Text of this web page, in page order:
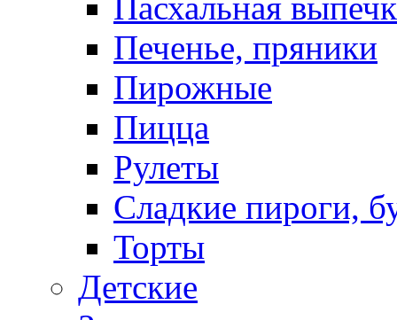
Печенье, пряники
Пирожные
Пицца
Рулеты
Сладкие пироги,
Торты
Детские